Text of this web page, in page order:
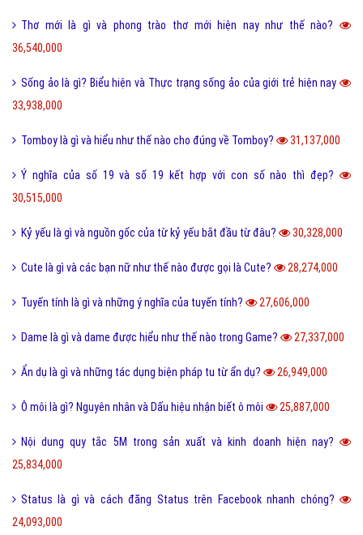
Thơ mới là gì và phong trào thơ mới hiện nay như thế nào?
36,540,000
Sống ảo là gì? Biểu hiện và Thực trạng sống ảo của giới trẻ hiện nay
33,938,000
Tomboy là gì và hiểu như thế nào cho đúng về Tomboy? 31,137,000
Ý nghĩa của số 19 và số 19 kết hợp với con số nào thì đẹp?
30,515,000
Kỷ yếu là gì và nguồn gốc của từ kỷ yếu bắt đầu từ đâu? 30,328,000
Cute là gì và các bạn nữ như thế nào được gọi là Cute? 28,274,000
Tuyến tính là gì và những ý nghĩa của tuyến tính? 27,606,000
Dame là gì và dame được hiểu như thế nào trong Game? 27,337,000
Ẩn dụ là gì và những tác dụng biện pháp tu từ ẩn dụ? 26,949,000
Ô môi là gì? Nguyên nhân và Dấu hiệu nhận biết ô môi 25,887,000
Nội dung quy tắc 5M trong sản xuất và kinh doanh hiện nay?
25,834,000
Status là gì và cách đăng Status trên Facebook nhanh chóng?
24,093,000